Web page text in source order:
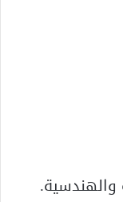
والهندسية.